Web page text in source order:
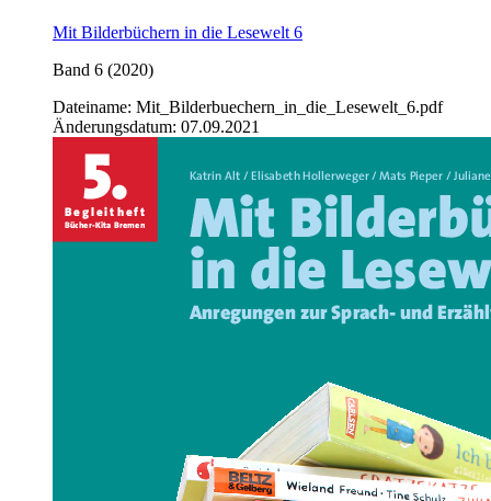
Mit Bilderbüchern in die Lesewelt 6
Band 6 (2020)
Dateiname: Mit_Bilderbuechern_in_die_Lesewelt_6.pdf
Änderungsdatum: 07.09.2021